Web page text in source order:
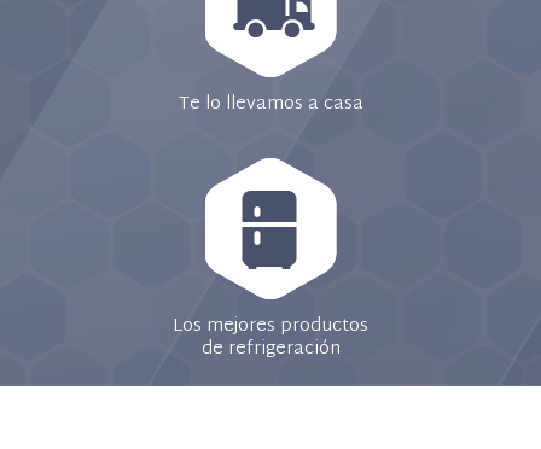
Te lo llevamos a casa
Los mejores productos
de refrigeración